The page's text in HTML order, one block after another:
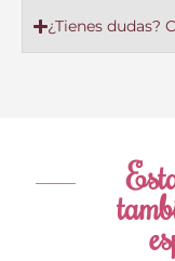
¿Tienes dudas?